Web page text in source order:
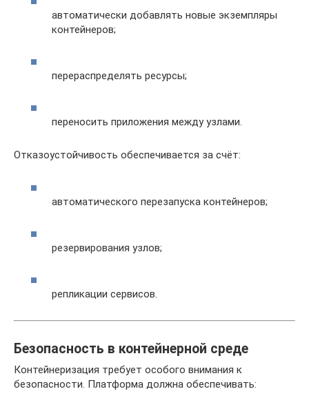
автоматически добавлять новые экземпляры
контейнеров;
перераспределять ресурсы;
переносить приложения между узлами.
Отказоустойчивость обеспечивается за счёт:
автоматического перезапуска контейнеров;
резервирования узлов;
репликации сервисов.
Безопасность в контейнерной среде
Контейнеризация требует особого внимания к
безопасности. Платформа должна обеспечивать: